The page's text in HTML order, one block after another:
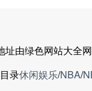
由绿色网站大全
目录休闲娱乐/NBA/